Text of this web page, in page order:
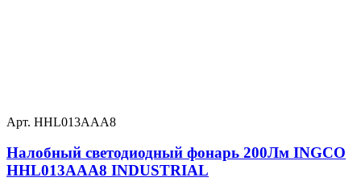
Арт. HHL013AAA8
Налобный светодиодный фонарь 200Лм INGCO
HHL013AAA8 INDUSTRIAL